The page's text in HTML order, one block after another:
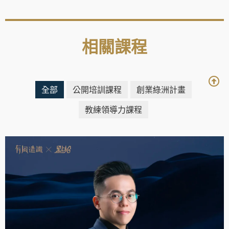
相關課程
全部 公開培訓課程
創業綠洲計畫
教練領導力課程